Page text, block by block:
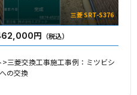
三菱 SRT-S376
円 （税込）
三菱交換工事施工事例：ミツビシ
の交換